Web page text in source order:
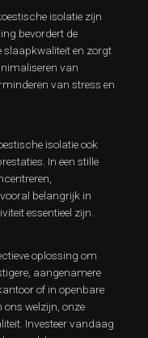
isolatie zijn
bevordert de
slaapkwaliteit en zorgt
van
van stress en
isolatie ook
In een stille
belangrijk in
essentieel zijn.
oplossing om
aangenamere
of in openbare
welzijn, onze
Investeer vandaag